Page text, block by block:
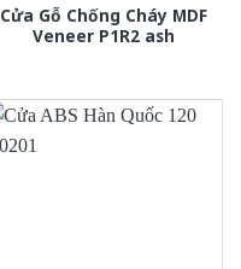
Cửa Gỗ Chống Cháy MDF
Veneer P1R2 ash